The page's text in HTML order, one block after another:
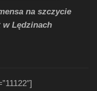
na szczycie
Lędzinach